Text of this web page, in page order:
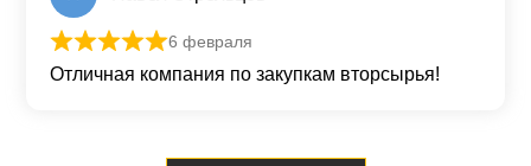
Оценка 5из 5
6 февраля
Отличная компания по закупкам вторсырья!